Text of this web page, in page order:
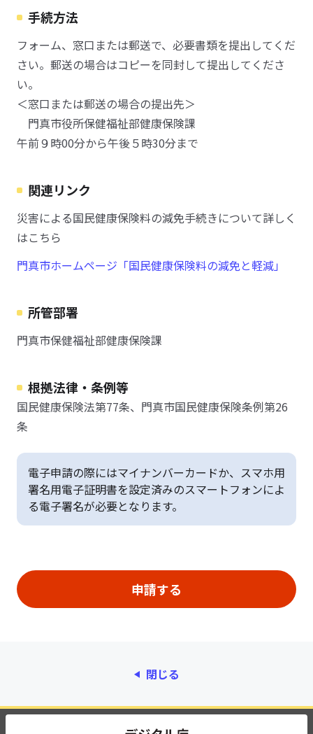
手続方法
フォーム、窓口または郵送で、必要書類を提出してくだ
さい。郵送の場合はコピーを同封して提出してくださ
い。
＜窓口または郵送の場合の提出先＞
門真市役所保健福祉部健康保険課
午前９時00分から午後５時30分まで
関連リンク
災害による国民健康保険料の減免手続きについて詳しく
はこちら
門真市ホームページ「国民健康保険料の減免と軽減」
所管部署
門真市保健福祉部健康保険課
根拠法律・条例等
国民健康保険法第77条、門真市国民健康保険条例第26
条
電子申請の際にはマイナンバーカードか、スマホ用
署名用電子証明書を設定済みのスマートフォンによ
る電子署名が必要となります。
閉じる